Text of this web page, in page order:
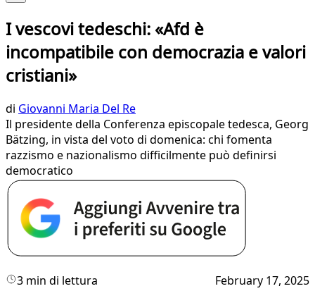
I vescovi tedeschi: «Afd è
incompatibile con democrazia e valori
cristiani»
di Giovanni Maria Del Re
Il presidente della Conferenza episcopale tedesca, Georg
Bätzing, in vista del voto di domenica: chi fomenta
razzismo e nazionalismo difficilmente può definirsi
democratico
3 min di lettura February 17, 2025